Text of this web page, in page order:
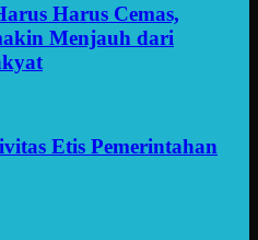
Harus Cemas,
Menjauh dari
Etis Pemerintahan